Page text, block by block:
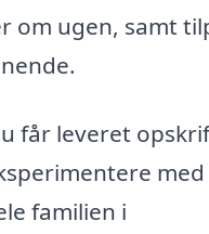
om ugen, samt
får leveret
med
familien i